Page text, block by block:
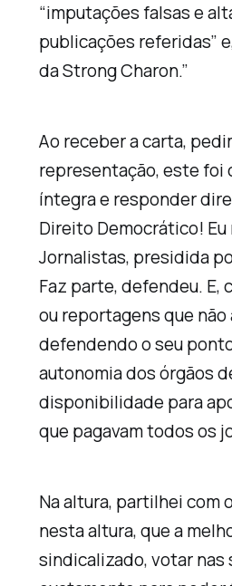
“imputações falsas e
publicações referidas”
da Strong Charon.”
Ao receber a carta,
representação, este foi
íntegra e responder
Direito Democrático!
Jornalistas, presidida
Faz parte, defendeu.
ou reportagens que
defendendo o seu
autonomia dos órgãos
disponibilidade para
que pagavam todos os
Na altura, partilhei com
nesta altura, que a
sindicalizado, votar nas